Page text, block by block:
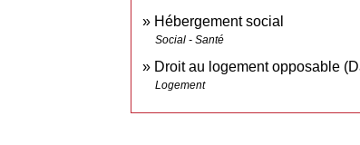
Hébergement social
Social - Santé
Droit au logement opposable
Logement